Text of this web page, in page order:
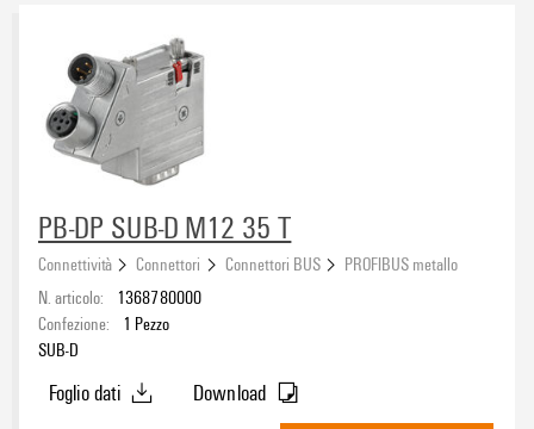
PB-DP SUB-D M12 35 T
Connettività Connettori Connettori BUS
PROFIBUS metallo
N. articolo:
1368780000
Confezione:
1 Pezzo
SUB-D
Foglio dati
Download